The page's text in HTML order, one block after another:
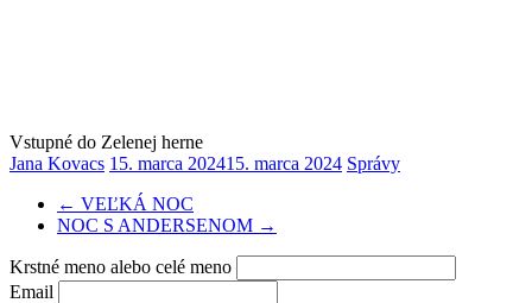
Vstupné do Zelenej herne
Jana Kovacs 15. marca 202415. marca 2024 Správy
← VEĽKÁ NOC
NOC S ANDERSENOM →
Krstné meno alebo celé meno
Email